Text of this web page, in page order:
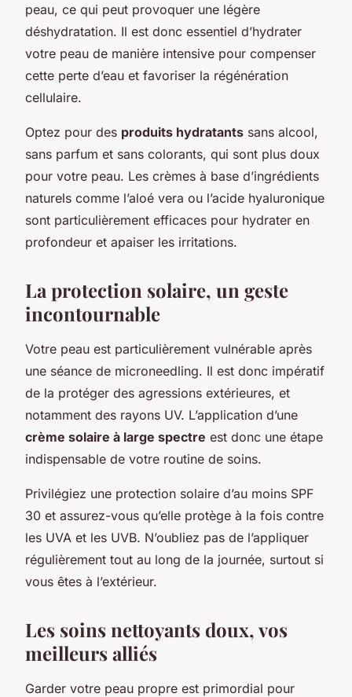
peau, ce qui peut provoquer une légère
déshydratation. Il est donc essentiel d’hydrater
votre peau de manière intensive pour compenser
cette perte d’eau et favoriser la régénération
cellulaire.
Optez pour des produits hydratants sans alcool,
sans parfum et sans colorants, qui sont plus doux
pour votre peau. Les crèmes à base d’ingrédients
naturels comme l’aloé vera ou l’acide hyaluronique
sont particulièrement efficaces pour hydrater en
profondeur et apaiser les irritations.
La protection solaire, un geste
incontournable
Votre peau est particulièrement vulnérable après
une séance de microneedling. Il est donc impératif
de la protéger des agressions extérieures, et
notamment des rayons UV. L’application d’une
crème solaire à large spectre est donc une étape
indispensable de votre routine de soins.
Privilégiez une protection solaire d’au moins SPF
30 et assurez-vous qu’elle protège à la fois contre
les UVA et les UVB. N’oubliez pas de l’appliquer
régulièrement tout au long de la journée, surtout si
vous êtes à l’extérieur.
Les soins nettoyants doux, vos
meilleurs alliés
Garder votre peau propre est primordial pour